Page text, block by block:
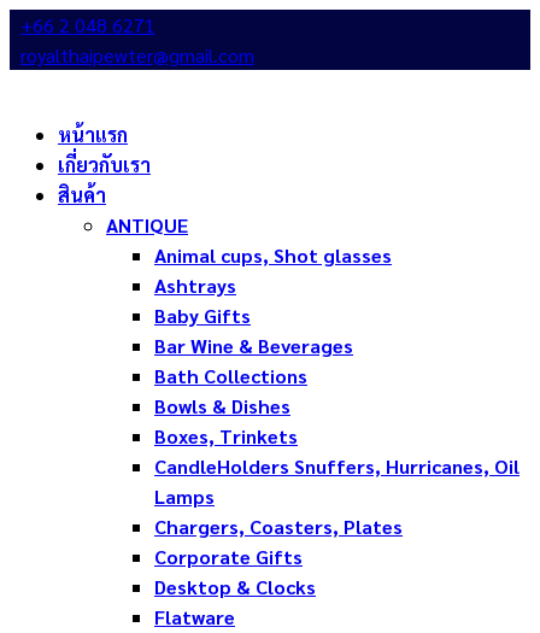
+66 2 048 6271
royalthaipewter@gmail.com
หน้าแรก
เกี่ยวกับเรา
สินค้า
ANTIQUE
Animal cups, Shot glasses
Ashtrays
Baby Gifts
Bar Wine & Beverages
Bath Collections
Bowls & Dishes
Boxes, Trinkets
CandleHolders Snuffers, Hurricanes, Oil
Lamps
Chargers, Coasters, Plates
Corporate Gifts
Desktop & Clocks
Flatware